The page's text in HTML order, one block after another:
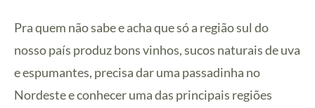
Pra quem não sabe e acha que só a região sul do
nosso país produz bons vinhos, sucos naturais de uva
e espumantes, precisa dar uma passadinha no
Nordeste e conhecer uma das principais regiões